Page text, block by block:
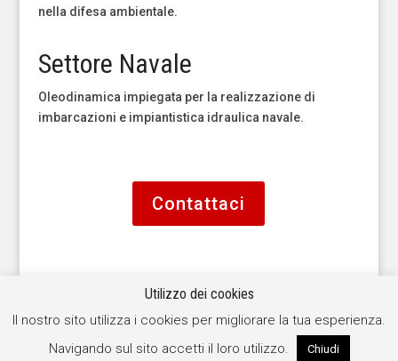
nella difesa ambientale.
Settore Navale
Oleodinamica impiegata per la realizzazione di
imbarcazioni e impiantistica idraulica navale.
Contattaci
Copyright Utensili e Attrezzature SRL. Tutti i diritti sono riservati.
Utilizzo dei cookies
Il nostro sito utilizza i cookies per migliorare la tua esperienza.
Navigando sul sito accetti il loro utilizzo.
Chiudi